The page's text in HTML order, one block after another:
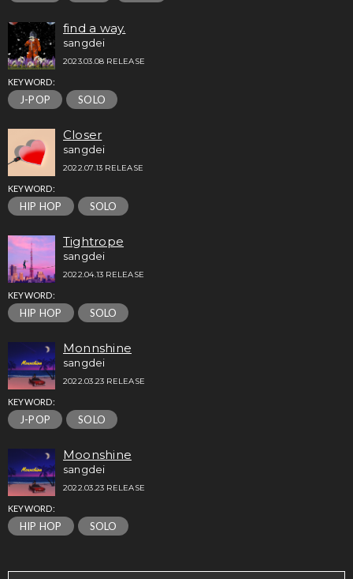
find a way.
sangdei
2023.03.08 RELEASE
KEYWORD:
J-POP SOLO
Closer
sangdei
2022.07.13 RELEASE
KEYWORD:
HIP HOP SOLO
Tightrope
sangdei
2022.04.13 RELEASE
KEYWORD:
HIP HOP SOLO
Monnshine
sangdei
2022.03.23 RELEASE
KEYWORD:
J-POP SOLO
Moonshine
sangdei
2022.03.23 RELEASE
KEYWORD:
HIP HOP SOLO